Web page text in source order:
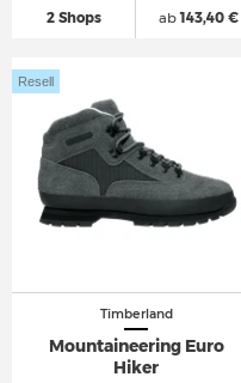
2 Shops ab143,40 €
Timberland
Mountaineering Euro
Hiker
Resell